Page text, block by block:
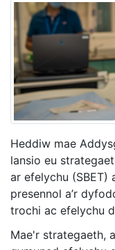
Heddiw mae
lansio eu
ar efelychu (SBET)
presennol a’r
trochi ac efelychu
Mae'r strategaeth,